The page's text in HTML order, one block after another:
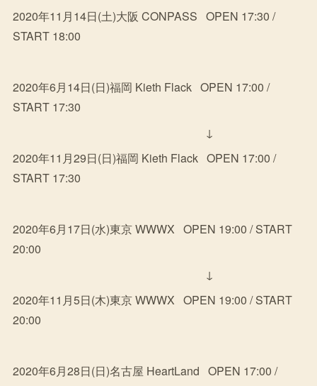
2020年11月14日(土)大阪 CONPASS OPEN 17:30 /
START 18:00
2020年6月14日(日)福岡 Kieth Flack OPEN 17:00 /
START 17:30
↓
2020年11月29日(日)福岡 Kieth Flack OPEN 17:00 /
START 17:30
2020年6月17日(水)東京 WWWX OPEN 19:00 / START
20:00
↓
2020年11月5日(木)東京 WWWX OPEN 19:00 / START
20:00
2020年6月28日(日)名古屋 HeartLand OPEN 17:00 /